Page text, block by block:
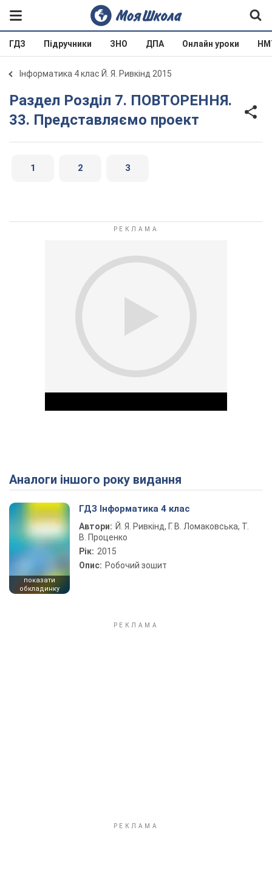
ГДЗ Підручники ЗНО ДПА Онлайн уроки
Інформатика 4 клас Й. Я. Ривкінд 2015
Раздел Розділ 7. ПОВТОРЕННЯ.
33. Представляємо проект
1 2 3
Play Video
Аналоги іншого року видання
показати
обкладинку
ГДЗ Інформатика 4 клас
Автори: Й. Я. Ривкінд, Г. В. Ломаковська, Т.
В. Проценко
Рік: 2015
Опис: Робочий зошит